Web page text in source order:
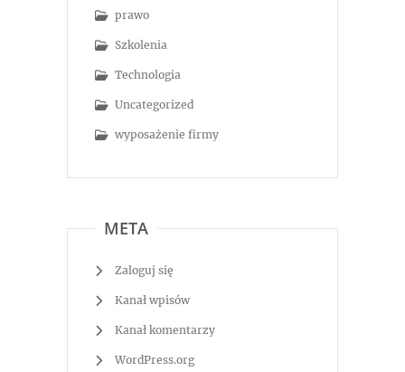
prawo
Szkolenia
Technologia
Uncategorized
wyposażenie firmy
META
Zaloguj się
Kanał wpisów
Kanał komentarzy
WordPress.org